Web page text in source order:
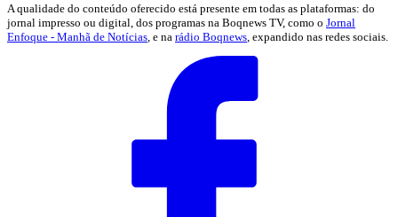
A qualidade do conteúdo oferecido está presente em todas as plataformas: do
jornal impresso ou digital, dos programas na Boqnews TV, como o Jornal
Enfoque - Manhã de Notícias , e na rádio Boqnews , expandido nas redes sociais.